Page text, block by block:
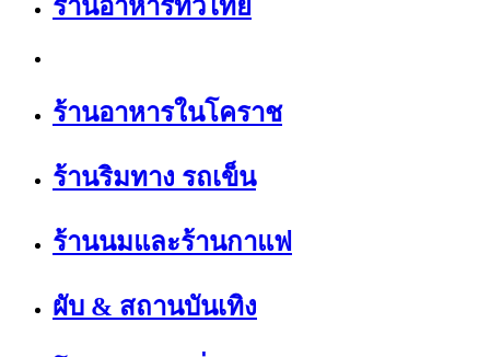
ร้านอาหารทั่วไทย
ร้านอาหารในโคราช
ร้านริมทาง รถเข็น
ร้านนมและร้านกาแฟ
ผับ & สถานบันเทิง